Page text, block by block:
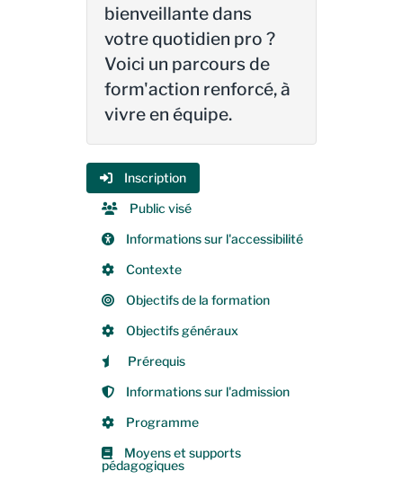
bienveillante dans
votre quotidien pro ?
Voici un parcours de
form'action renforcé, à
vivre en équipe.
Inscription
Public visé
Informations sur l'accessibilité
Contexte
Objectifs de la formation
Objectifs généraux
Prérequis
Informations sur l'admission
Programme
Moyens et supports
pédagogiques